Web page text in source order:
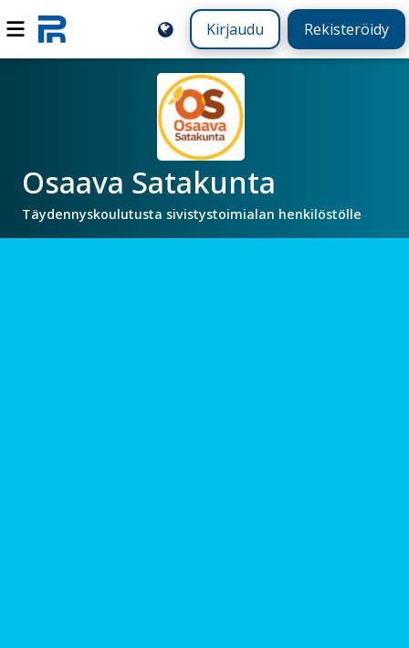
Kirjaudu Rekisteröidy
Osaava Satakunta
Täydennyskoulutusta sivistystoimialan henkilöstölle